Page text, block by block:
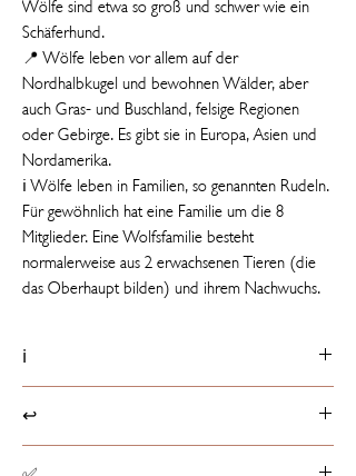
Wölfe sind etwa so groß und schwer wie ein
Schäferhund.
📍 Wölfe leben vor allem auf der
Nordhalbkugel und bewohnen Wälder, aber
auch Gras- und Buschland, felsige Regionen
oder Gebirge. Es gibt sie in Europa, Asien und
Nordamerika.
ℹ️ Wölfe leben in Familien, so genannten Rudeln.
Für gewöhnlich hat eine Familie um die 8
Mitglieder. Eine Wolfsfamilie besteht
normalerweise aus 2 erwachsenen Tieren (die
das Oberhaupt bilden) und ihrem Nachwuchs.
ℹ️
📏 20 cm groß
ℹ️ Etikett mit Tierfakt
↩️